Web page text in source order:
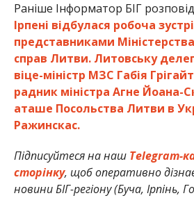
Раніше Інформатор БІГ
Ірпені відбулася робоча
представниками
справ Литви. Литовську
віце-міністр МЗС Габія
радник міністра Агне Йоана-
аташе Посольства Литви в
Ражинскас.
Підписуйтеся на наш Telegram-
сторінку, щоб оперативно
новини БІГ-регіону (Буча, Ірпінь,